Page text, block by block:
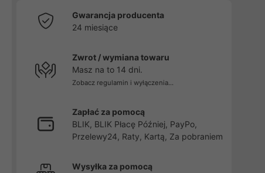
Gwarancja producenta
24 miesiące
Zwrot / wymiana towaru
Masz na to 14 dni.
Zobacz regulamin i wyłączenia...
Zapłać za pomocą
BLIK, BLIK Płacę Później, PayPo,
Przelewy24, Raty, Kartą, Za pobraniem
Wysyłka za pomocą